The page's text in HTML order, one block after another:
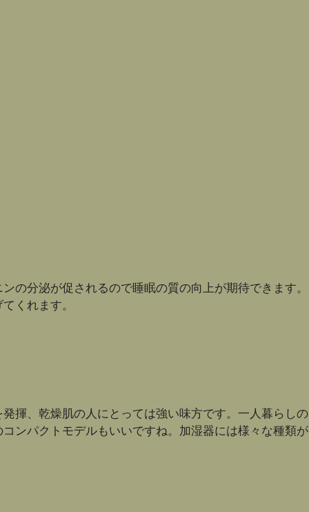
の分泌が促されるので睡眠の質の向上が期待できます。
くれます。
揮、乾燥肌の人にとっては強い味方です。一人暮らしの
ンパクトモデルもいいですね。加湿器には様々な種類が